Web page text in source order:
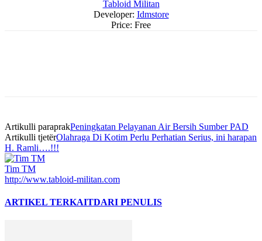
Tabloid Militan
Developer: Idmstore
Price: Free
Artikulli paraprakPeningkatan Pelayanan Air Bersih Sumber PAD
Artikulli tjetërOlahraga Di Kotim Perlu Perhatian Serius, ini harapan
H. Ramli….!!!
Tim TM
http://www.tabloid-militan.com
ARTIKEL TERKAITDARI PENULIS